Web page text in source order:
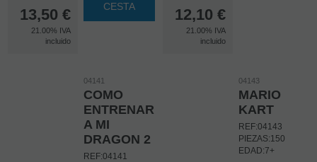
13,50 €
21.00% IVA
incluido
CESTA
12,10 €
21.00% IVA
incluido
04141
COMO
ENTRENAR
A MI
DRAGON 2
REF:04141
04143
MARIO
KART
REF:04143
PIEZAS:150
EDAD:7+